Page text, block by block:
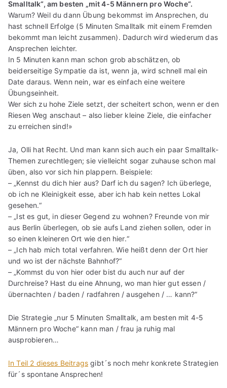
Smalltalk“, am besten „mit 4-5 Männern pro Woche“.
Warum? Weil du dann Übung bekommst im Ansprechen, du
hast schnell Erfolge (5 Minuten Smalltalk mit einem Fremden
bekommt man leicht zusammen). Dadurch wird wiederum das
Ansprechen leichter.
In 5 Minuten kann man schon grob abschätzen, ob
beiderseitige Sympatie da ist, wenn ja, wird schnell mal ein
Date daraus. Wenn nein, war es einfach eine weitere
Übungseinheit.
Wer sich zu hohe Ziele setzt, der scheitert schon, wenn er den
Riesen Weg anschaut – also lieber kleine Ziele, die einfacher
zu erreichen sind!»
Ja, Olli hat Recht. Und man kann sich auch ein paar Smalltalk-
Themen zurechtlegen; sie vielleicht sogar zuhause schon mal
üben, also vor sich hin plappern. Beispiele:
– „Kennst du dich hier aus? Darf ich du sagen? Ich überlege,
ob ich ne Kleinigkeit esse, aber ich hab kein nettes Lokal
gesehen.“
– „Ist es gut, in dieser Gegend zu wohnen? Freunde von mir
aus Berlin überlegen, ob sie aufs Land ziehen sollen, oder in
so einen kleineren Ort wie den hier.“
– „Ich hab mich total verfahren. Wie heißt denn der Ort hier
und wo ist der nächste Bahnhof?“
– „Kommst du von hier oder bist du auch nur auf der
Durchreise? Hast du eine Ahnung, wo man hier gut essen /
übernachten / baden / radfahren / ausgehen / … kann?“
Die Strategie „nur 5 Minuten Smalltalk, am besten mit 4-5
Männern pro Woche“ kann man / frau ja ruhig mal
ausprobieren…
In Teil 2 dieses Beitrags gibt´s noch mehr konkrete Strategien
für´s spontane Ansprechen!